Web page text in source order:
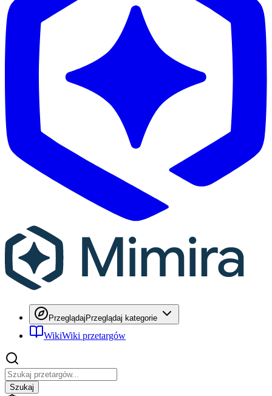
Przeglądaj Przeglądaj kategorie
WikiWiki przetargów
Szukaj